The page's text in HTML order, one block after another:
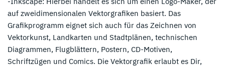
auf zweidimensionalen Vektorgrafiken basiert. Das
Grafikprogramm eignet sich auch für das Zeichnen von
Vektorkunst, Landkarten und Stadtplänen, technischen
Diagrammen, Flugblättern, Postern, CD-Motiven,
Schriftzügen und Comics. Die Vektorgrafik erlaubt es Dir,